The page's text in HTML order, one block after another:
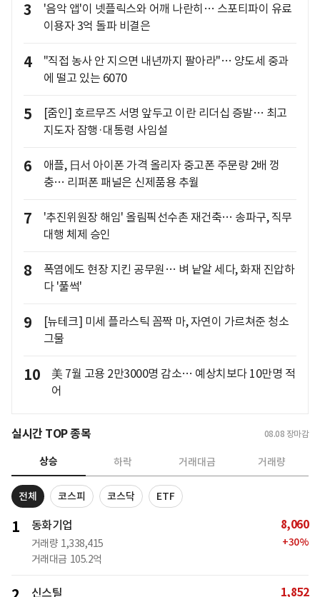
3
'음악 앱'이 넷플릭스와 어깨 나란히… 스포티파이 유료
이용자 3억 돌파 비결은
4
"직접 농사 안 지으면 내년까지 팔아라"… 양도세 중과
에 떨고 있는 6070
5
[줌인] 호르무즈 서명 앞두고 이란 리더십 증발… 최고
지도자 잠행·대통령 사임설
6
애플, 日서 아이폰 가격 올리자 중고폰 주문량 2배 껑
충… 리퍼폰 패널은 신제품용 추월
7
'추진위원장 해임' 올림픽선수촌 재건축… 송파구, 직무
대행 체제 승인
8
폭염에도 현장 지킨 공무원… 벼 낱알 세다, 화재 진압하
다 '풀썩'
9
[뉴테크] 미세 플라스틱 꼼짝 마, 자연이 가르쳐준 청소
그물
10
美 7월 고용 2만3000명 감소… 예상치보다 10만명 적
어
실시간 TOP 종목 08.08 장마감
상승 하락 거래대금 거래량
전체 코스피 코스닥 ETF
1 동화기업
거래량 1,338,415
거래대금 105.2억
8,060
+30%
신스틸 1,852